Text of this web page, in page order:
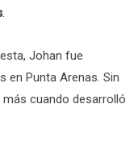
.
Johan fue
en Punta Arenas. Sin
cuando desarrolló